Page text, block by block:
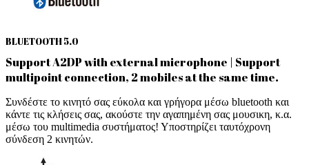
BLUETOOTH 5.0
Support A2DP with external microphone | Support
multipoint connection, 2 mobiles at the same time.
Συνδέστε το κινητό σας εύκολα και γρήγορα μέσω bluetooth και
κάντε τις κλήσεις σας, ακούστε την αγαπημένη σας μουσικη, κ.α.
μέσω του multimedia συστήματος! Υποστηρίζει ταυτόχρονη
σύνδεση 2 κινητών.